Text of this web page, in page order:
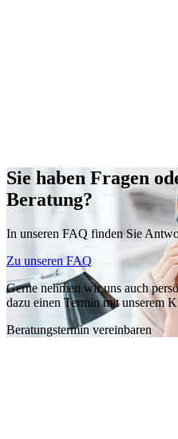
Sie haben Fragen
Beratung?
In unseren FAQ finden Sie
Zu unseren FAQ
Gerne nehmen wir uns auch
dazu einen Termin mit unserem
Beratungstermin vereinbaren